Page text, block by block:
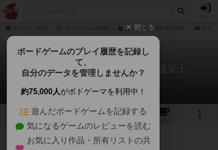
ログイン
ボドゲーマTOP コロッセオの通販/商品詳細
コロッセオ / コロッセウムの建築士
retan0712さんのレビュー
3 1 3
カフェ
654名 2名 0 8年以上前
閉じる
ボードゲームのプレイ履歴を記録し
て、
自分のデータを管理しませんか？
約75,000人がボドゲーマを利用中！
遊んだボードゲームを記録する
気になるゲームのレビューを読む
お気に入り作品・所有リストの共